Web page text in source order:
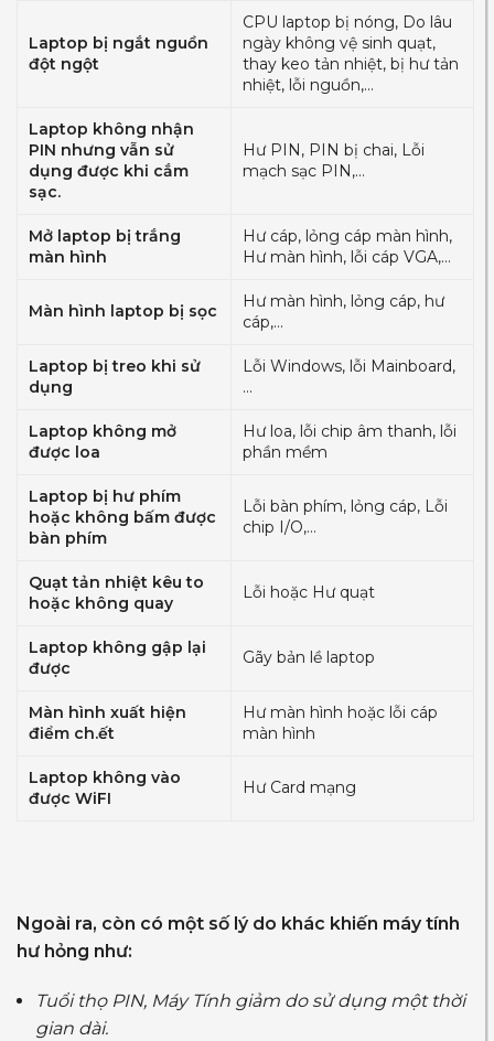
Laptop bị ngắt nguồn
đột ngột
CPU laptop bị nóng, Do lâu
ngày không vệ sinh quạt,
thay keo tản nhiệt, bị hư tản
nhiệt, lỗi nguồn,…
Laptop không nhận
PIN nhưng vẫn sử
dụng được khi cắm
sạc.
Hư PIN, PIN bị chai, Lỗi
mạch sạc PIN,…
Mở laptop bị trắng
màn hình
Hư cáp, lỏng cáp màn hình,
Hư màn hình, lỗi cáp VGA,…
Màn hình laptop bị sọc
Hư màn hình, lỏng cáp, hư
cáp,…
Laptop bị treo khi sử
dụng
Lỗi Windows, lỗi Mainboard,
…
Laptop không mở
được loa
Hư loa, lỗi chip âm thanh, lỗi
phần mềm
Laptop bị hư phím
hoặc không bấm được
bàn phím
Lỗi bàn phím, lỏng cáp, Lỗi
chip I/O,…
Quạt tản nhiệt kêu to
hoặc không quay
Lỗi hoặc Hư quạt
Laptop không gập lại
được
Gãy bản lề laptop
Màn hình xuất hiện
điểm ch.ết
Hư màn hình hoặc lỗi cáp
màn hình
Laptop không vào
được WiFI
Hư Card mạng
Ngoài ra, còn có một số lý do khác khiến máy tính
hư hỏng như:
Tuổi thọ PIN, Máy Tính giảm do sử dụng một thời
gian dài.